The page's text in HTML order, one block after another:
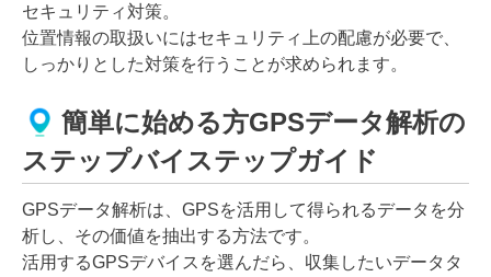
セキュリティ対策。
位置情報の取扱いにはセキュリティ上の配慮が必要で、
しっかりとした対策を行うことが求められます。
簡単に始める方GPSデータ解析の
ステップバイステップガイド
GPSデータ解析は、GPSを活用して得られるデータを分
析し、その価値を抽出する方法です。
活用するGPSデバイスを選んだら、収集したいデータタ